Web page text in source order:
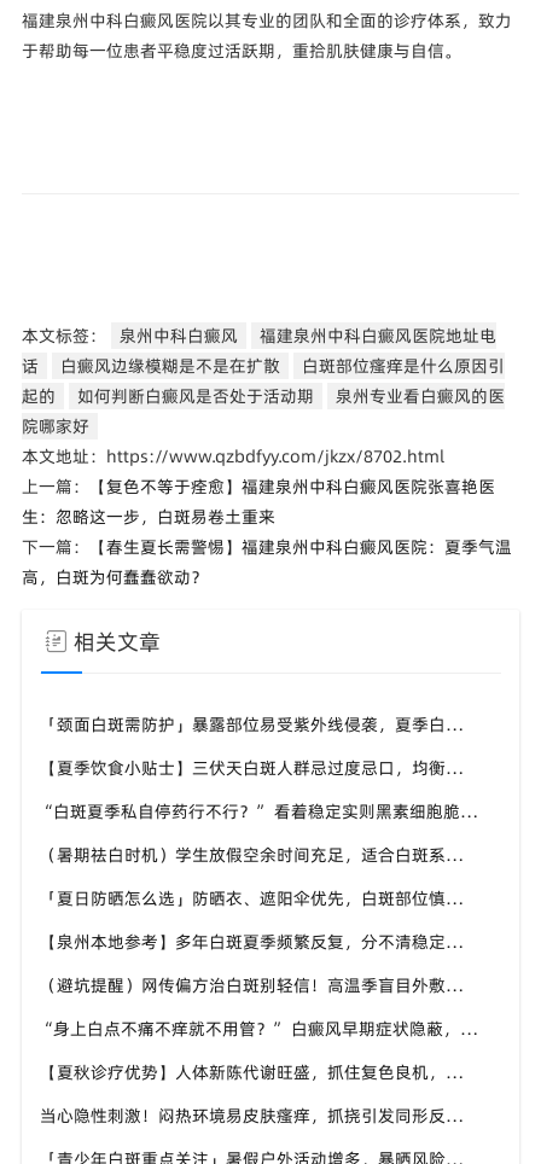
福建泉州中科白癜风医院以其专业的团队和全面的诊疗体系，致力
于帮助每一位患者平稳度过活跃期，重拾肌肤健康与自信。
本文标签： 泉州中科白癜风
福建泉州中科白癜风医院地址电
话
白癜风边缘模糊是不是在扩散
白斑部位瘙痒是什么原因引
起的
如何判断白癜风是否处于活动期
泉州专业看白癜风的医
院哪家好
本文地址：https://www.qzbdfyy.com/jkzx/8702.html
上一篇：
【复色不等于痊愈】福建泉州中科白癜风医院张喜艳医
生：忽略这一步，白斑易卷土重来
下一篇：
【春生夏长需警惕】福建泉州中科白癜风医院：夏季气温
高，白斑为何蠢蠢欲动？
相关文章
「颈面白斑需防护」暴露部位易受紫外线侵袭，夏季白斑优先护好头颈手背，泉州中科白癜风医院给出防护建议
【夏季饮食小贴士】三伏天白斑人群忌过度忌口，均衡补充营养，泉州中科白癜风医院科普白斑人群夏日饮食原则
“白斑夏季私自停药行不行？” 看着稳定实则黑素细胞脆弱，泉州中科白癜风医院提醒切勿自行中断干预
（暑期祛白时机）学生放假空余时间充足，适合白斑系统调理，泉州中科白癜风医院暑期白斑就诊可提前了解
「夏日防晒怎么选」防晒衣、遮阳伞优先，白斑部位慎用刺激性防晒，泉州中科白癜风医院分享硬核防晒思路
【泉州本地参考】多年白斑夏季频繁反复，分不清稳定还是进展期，泉州中科白癜风医院可做白斑专项检测
（避坑提醒）网传偏方治白斑别轻信！高温季盲目外敷易灼伤肌肤，泉州中科白癜风医院倡导规范诊疗
“身上白点不痛不痒就不用管？” 白癜风早期症状隐蔽，泉州中科白癜风医院提醒切勿忽视微小白斑
【夏秋诊疗优势】人体新陈代谢旺盛，抓住复色良机，泉州中科白癜风医院为泉州白癜风患者定制调理方案
当心隐性刺激！闷热环境易皮肤瘙痒，抓挠引发同形反应，泉州中科白癜风医院讲解白癜风防扩散小知识